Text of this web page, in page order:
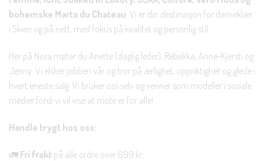
bohemske Marta du Chateau. Vi er din destinasjon for dameklær
i Skien og på nett, med fokus på kvalitet og personlig stil.
Her på Nora møter du Anette (daglig leder), Rebekka, Anne-Kjersti og
Jenny. Vi elsker jobben vår og tror på ærlighet, oppriktighet og glede i
hvert eneste salg. Vi bruker oss selv og venner som modeller i sosiale
medier fordi vi vil vise at mote er for alle!
Handle trygt hos oss:
🚛 Fri frakt på alle ordre over 699 kr.